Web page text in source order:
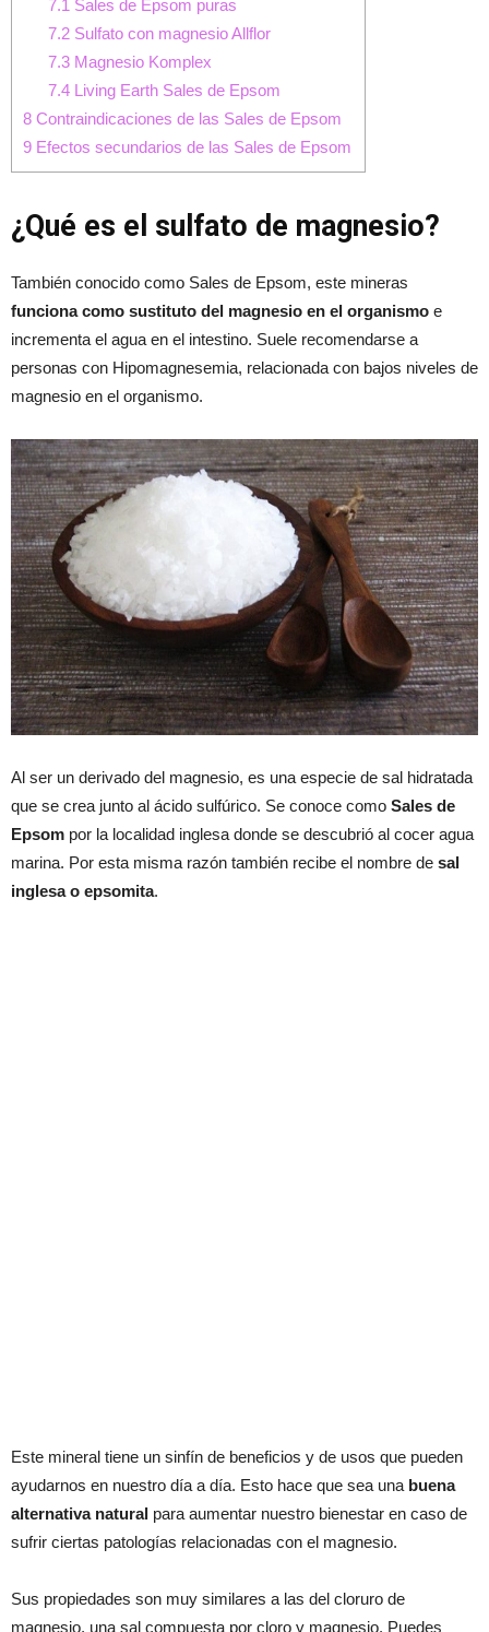
7.1 Sales de Epsom puras
7.2Sulfato con magnesio Allflor
7.3Magnesio Komplex
7.4Living Earth Sales de Epsom
8 Contraindicaciones de las Sales de Epsom
9 Efectos secundarios de las Sales de Epsom
¿Qué es el sulfato de magnesio?
También conocido como Sales de Epsom, este mineras
funciona como sustituto del magnesio en el organismo e
incrementa el agua en el intestino. Suele recomendarse a
personas con Hipomagnesemia, relacionada con bajos niveles de
magnesio en el organismo.
Al ser un derivado del magnesio, es una especie de sal hidratada
que se crea junto al ácido sulfúrico. Se conoce como Sales de
Epsom por la localidad inglesa donde se descubrió al cocer agua
marina. Por esta misma razón también recibe el nombre de sal
inglesa o epsomita.
Este mineral tiene un sinfín de beneficios y de usos que pueden
ayudarnos en nuestro día a día. Esto hace que sea una buena
alternativa natural para aumentar nuestro bienestar en caso de
sufrir ciertas patologías relacionadas con el magnesio.
Sus propiedades son muy similares a las del cloruro de
magnesio, una sal compuesta por cloro y magnesio. Puedes